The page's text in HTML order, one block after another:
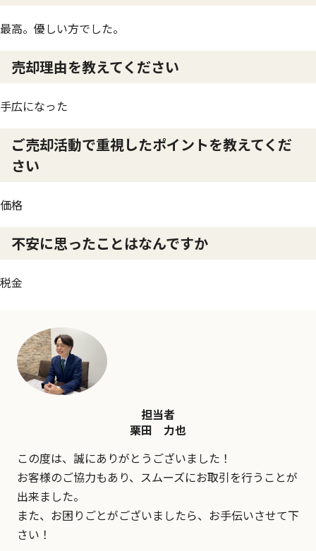
最高。優しい方でした。
売却理由を教えてください
手広になった
ご売却活動で重視したポイントを教えてくだ
さい
価格
不安に思ったことはなんですか
税金
担当者
栗田 力也
この度は、誠にありがとうございました！
お客様のご協力もあり、スムーズにお取引を行うことが
出来ました。
また、お困りごとがございましたら、お手伝いさせて下
さい！